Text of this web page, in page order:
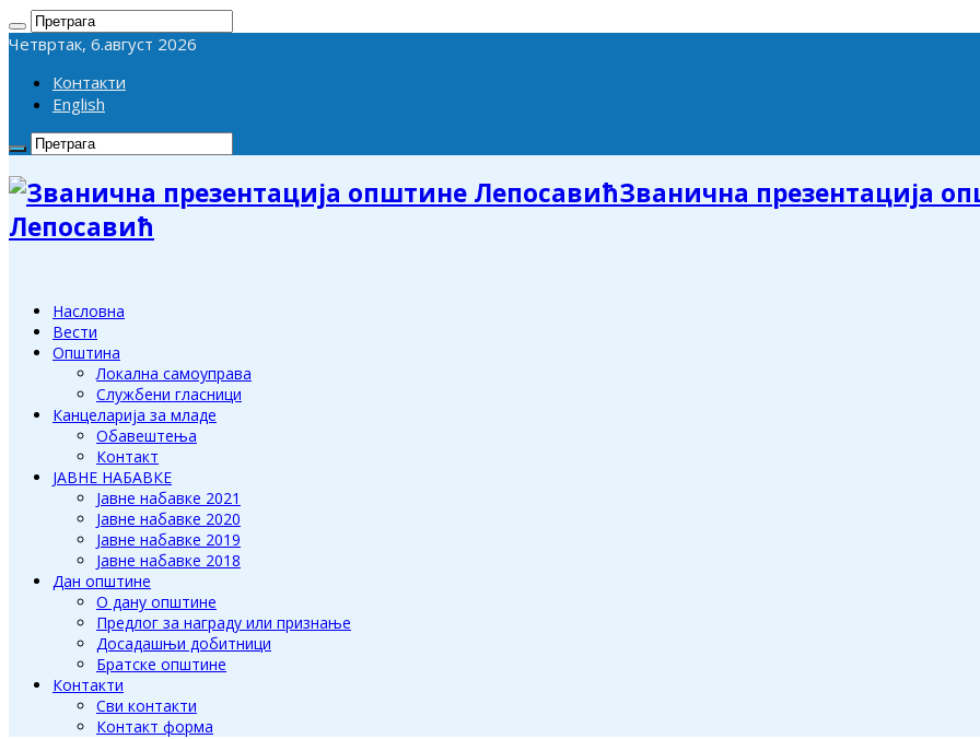
Четвртак, 6.август 2026
Контакти
English
Званична презентација
Лепосавић
Насловна
Вести
Општина
Локална самоуправа
Службени гласници
Канцеларија за младе
Обавештења
Контакт
ЈАВНЕ НАБАВКЕ
Јавне набавке 2021
Јавне набавке 2020
Јавне набавке 2019
Јавне набавке 2018
Дан општине
О дану општине
Предлог за награду или признање
Досадашњи добитници
Братске општине
Контакти
Сви контакти
Контакт форма